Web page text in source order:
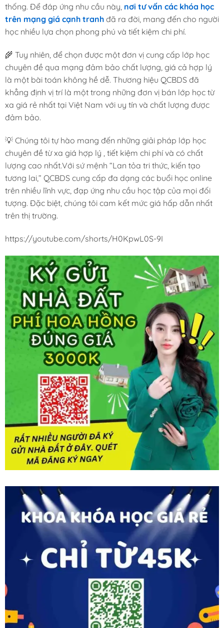
thống. Để đáp ứng nhu cầu này, nơi tư vấn các khóa học
trên mạng giá cạnh tranh đã ra đời, mang đến cho người
học nhiều lựa chọn phong phú và tiết kiệm chi phí.
🌾 Tuy nhiên, để chọn được một đơn vị cung cấp lớp học
chuyên đề qua mạng đảm bảo chất lượng, giá cả hợp lý
là một bài toán không hề dễ. Thương hiệu QCBDS đã
khẳng định vị trí là một trong những đơn vị bán lớp học từ
xa giá rẻ nhất tại Việt Nam với uy tín và chất lượng được
đảm bảo.
💡 Chúng tôi tự hào mang đến những giải pháp lớp học
chuyên đề từ xa giá hợp lý , tiết kiệm chi phí và có chất
lượng cao nhất.Với sứ mệnh “Lan tỏa tri thức, kiến tạo
tương lai,” QCBDS cung cấp đa dạng các buổi học online
trên nhiều lĩnh vực, đạp ứng nhu cầu học tập của mọi đối
tượng. Đặc biệt, chúng tôi cam kết mức giá hấp dẫn nhất
trên thị trường.
https://youtube.com/shorts/H0KpwL0S-9I